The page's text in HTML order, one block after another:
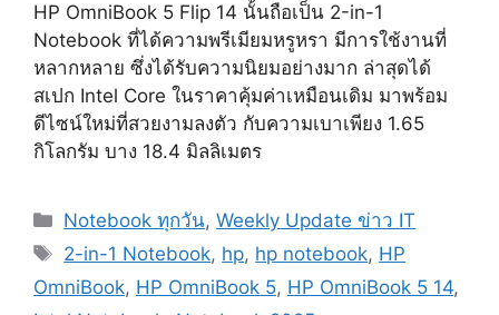
HP OmniBook 5 Flip 14 นั้นถือเป็น 2-in-1
Notebook ที่ได้ความพรีเมียมหรูหรา มีการใช้งานที่
หลากหลาย ซึ่งได้รับความนิยมอย่างมาก ล่าสุดได้
สเปก Intel Core ในราคาคุ้มค่าเหมือนเดิม มาพร้อม
ดีไซน์ใหม่ที่สวยงามลงตัว กับความเบาเพียง 1.65
กิโลกรัม บาง 18.4 มิลลิเมตร
Categories
Notebook ทุกวัน,Weekly Update ข่าว IT
Tags
2-in-1 Notebook, hp, hp notebook, HP
OmniBook, HP OmniBook 5, HP OmniBook 5 14,